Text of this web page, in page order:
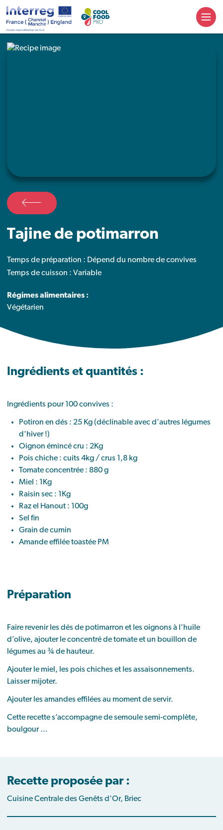
Tajine de potimarron
Temps de préparation : Dépend du nombre de convives
Temps de cuisson : Variable
Régimes alimentaires :
Végétarien
Ingrédients et quantités :
Ingrédients pour 100 convives :
Potiron en dés : 25 Kg (déclinable avec d'autres légumes
d'hiver !)
Oignon émincé cru : 2Kg
Pois chiche : cuits 4kg / crus 1,8 kg
Tomate concentrée : 880 g
Miel : 1Kg
Raisin sec : 1Kg
Raz el Hanout : 100g
Sel fin
Grain de cumin
Amande effilée toastée PM
Préparation
Faire revenir les dés de potimarron et les oignons à l’huile
d’olive, ajouter le concentré de tomate et un bouillon de
légumes au ¾ de hauteur.
Ajouter le miel, les pois chiches et les assaisonnements.
Laisser mijoter.
Ajouter les amandes effilées au moment de servir.
Cette recette s’accompagne de semoule semi-complète,
boulgour …
Recette proposée par :
Cuisine Centrale des Genêts d'Or, Briec